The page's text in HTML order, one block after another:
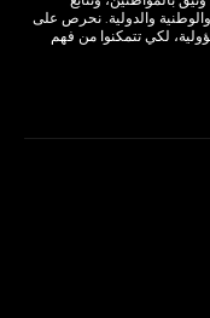
والوطنية والدولية. نحرص على
لكي تتمكنوا من فهم